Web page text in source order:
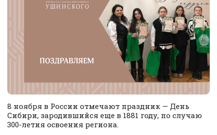
8 ноября в России отмечают праздник — День
Сибири, зародившийся еще в 1881 году, по случаю
300-летия освоения региона.